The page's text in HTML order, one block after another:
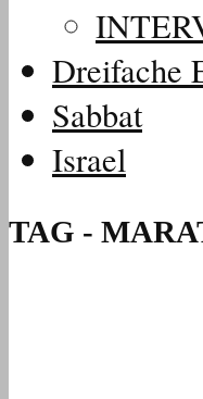
Dreifache
Sabbat
Israel
TAG -